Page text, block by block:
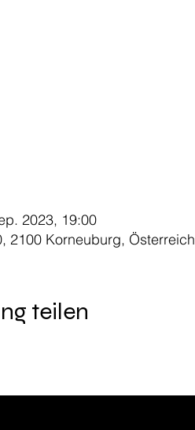
2023, 19:00
2100 Korneuburg, Österreich
teilen